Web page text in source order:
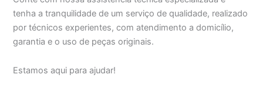
tenha a tranquilidade de um serviço de qualidade, realizado
por técnicos experientes, com atendimento a domicílio,
garantia e o uso de peças originais.
Estamos aqui para ajudar!